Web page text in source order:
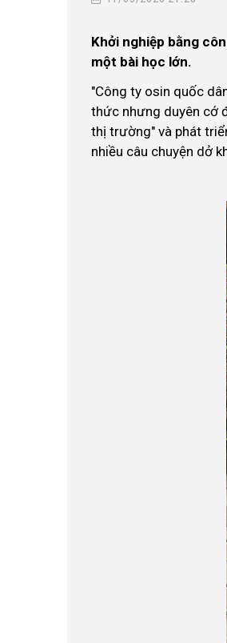
Khởi nghiệp bằng
một bài học lớn.
"Công ty osin quốc
thức nhưng duyên cớ
thị trường" và phát
nhiều câu chuyện dở